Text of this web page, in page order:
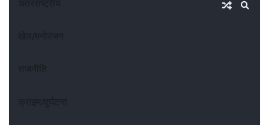
अंतरराष्ट्रीय
खेल/मनोरंजन
राजनीति
क्राइम/दुर्घटना